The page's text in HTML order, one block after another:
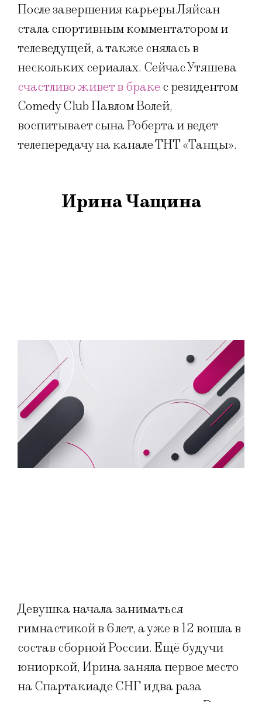
После завершения карьеры Ляйсан
стала спортивным комментатором и
телеведущей, а также снялась в
нескольких сериалах. Сейчас Утяшева
счастливо живет в браке с резидентом
Comedy Club Павлом Волей,
воспитывает сына Роберта и ведет
телепередачу на канале ТНТ «Танцы».
Ирина Чащина
Девушка начала заниматься
гимнастикой в 6 лет, а уже в 12 вошла в
состав сборной России. Ещё будучи
юниоркой, Ирина заняла первое место
на Спартакиаде СНГ и два раза